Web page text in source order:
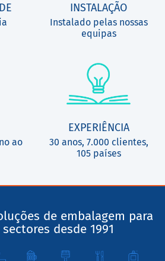
INSTALAÇÃO
Instalado pelas nossas
equipas
ao
EXPERIÊNCIA
30 anos, 7.000 clientes,
105 países
de embalagem para
desde 1991